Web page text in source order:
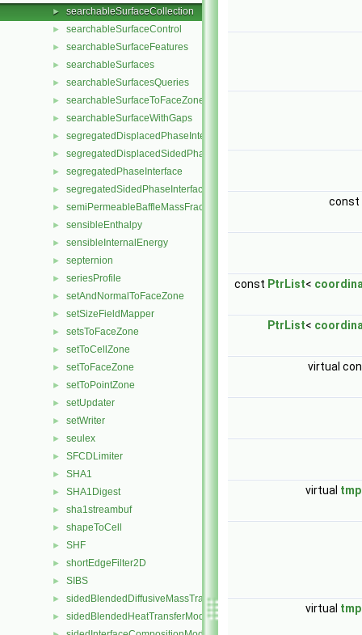
► searchableSurfaceCollection
► searchableSurfaceControl
► searchableSurfaceFeatures
► searchableSurfaces
► searchableSurfacesQueries
► searchableSurfaceToFaceZone
► searchableSurfaceWithGaps
► segregatedDisplacedPhaseInterface
► segregatedDisplacedSidedPhaseInterface
► segregatedPhaseInterface
► segregatedSidedPhaseInterface
► semiPermeableBaffleMassFractionFvPatchScalarField
► sensibleEnthalpy
► sensibleInternalEnergy
► septernion
► seriesProfile
► setAndNormalToFaceZone
► setSizeFieldMapper
► setsToFaceZone
► setToCellZone
► setToFaceZone
► setToPointZone
► setUpdater
► setWriter
► seulex
► SFCDLimiter
► SHA1
► SHA1Digest
► sha1streambuf
► shapeToCell
► SHF
► shortEdgeFilter2D
► SIBS
► sidedBlendedDiffusiveMassTransferModel
► sidedBlendedHeatTransferModel
const
const PtrList<
PtrList<
virtual
virtual tmp
virtual tmp